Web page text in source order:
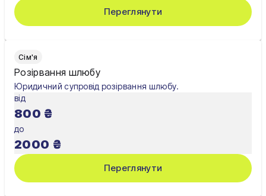
Переглянути
Сім'я
Розірвання шлюбу
Юридичний супровід розірвання шлюбу.
від
800 ₴
до
2000 ₴
Переглянути